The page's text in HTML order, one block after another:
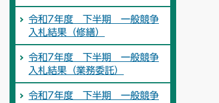
令和7年度 下半期 一般競争
入札結果（修繕）
令和7年度 下半期 一般競争
入札結果（業務委託）
令和7年度 下半期 一般競争